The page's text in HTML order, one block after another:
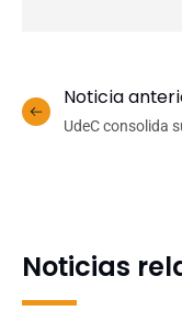
Noticia
UdeC consolida
Noticias